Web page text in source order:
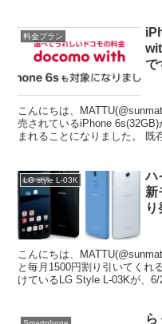
料金プラン
で
こんにちは、
売されているiPhone
まれることになりました。 既
LG style L-03K
ハ
新
こんにちは、
と毎月1500円割り引いてくれ
けているLG Style L-03Kが、
ら